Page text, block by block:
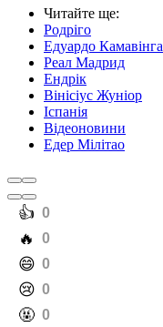
Читайте ще:
Родріго
Едуардо Камавінга
Реал Мадрид
Ендрік
Вінісіус Жуніор
Іспанія
Відеоновини
Едер Мілітао
️👍 0
️🔥 0
️😄 0
️😢 0
️🤬 0